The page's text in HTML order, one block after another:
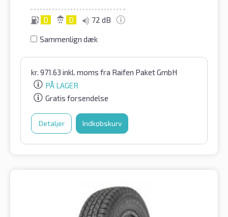
D D 72 dB
Sammenlign dæk
kr. 971.63 inkl. moms fra Raifen Paket GmbH
PÅ LAGER
Gratis forsendelse
Detaljer Indkøbskurv